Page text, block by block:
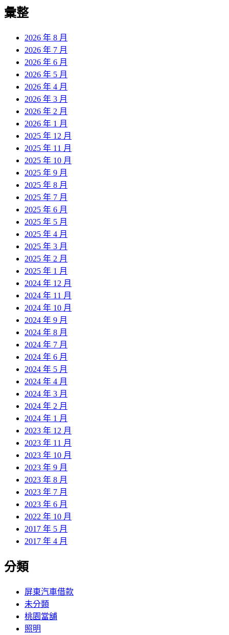
彙整
2026 年 8 月
2026 年 7 月
2026 年 6 月
2026 年 5 月
2026 年 4 月
2026 年 3 月
2026 年 2 月
2026 年 1 月
2025 年 12 月
2025 年 11 月
2025 年 10 月
2025 年 9 月
2025 年 8 月
2025 年 7 月
2025 年 6 月
2025 年 5 月
2025 年 4 月
2025 年 3 月
2025 年 2 月
2025 年 1 月
2024 年 12 月
2024 年 11 月
2024 年 10 月
2024 年 9 月
2024 年 8 月
2024 年 7 月
2024 年 6 月
2024 年 5 月
2024 年 4 月
2024 年 3 月
2024 年 2 月
2024 年 1 月
2023 年 12 月
2023 年 11 月
2023 年 10 月
2023 年 9 月
2023 年 8 月
2023 年 7 月
2023 年 6 月
2022 年 10 月
2017 年 5 月
2017 年 4 月
分類
屏東汽車借款
未分類
桃園當舖
照明